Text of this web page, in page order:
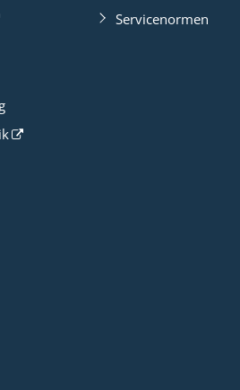
Servicenormen